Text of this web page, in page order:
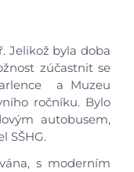
Jelikož byla doba
zúčastnit se
a Muzeu
ročníku. Bylo
autobusem,
SŠHG.
s moderním